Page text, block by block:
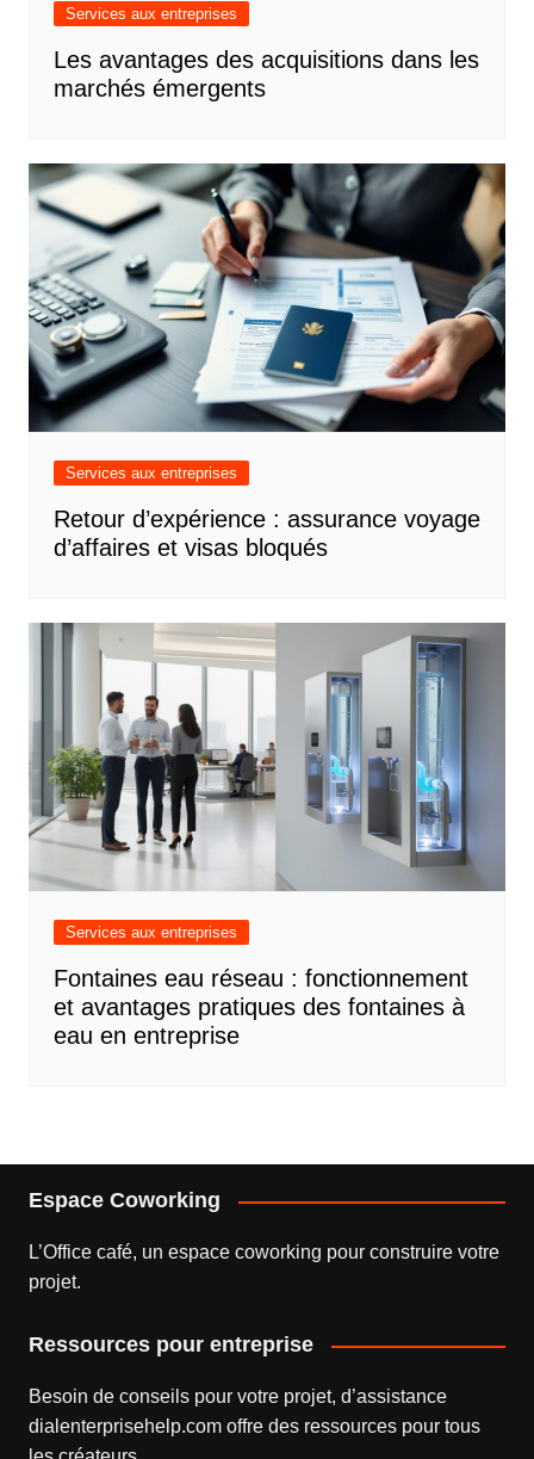
Services aux entreprises
Les avantages des acquisitions dans les
marchés émergents
Services aux entreprises
Retour d’expérience : assurance voyage
d’affaires et visas bloqués
Services aux entreprises
Fontaines eau réseau : fonctionnement
et avantages pratiques des fontaines à
eau en entreprise
Espace Coworking
L’Office café, un espace coworking pour construire votre
projet.
Ressources pour entreprise
Besoin de conseils pour votre projet, d’assistance
dialenterprisehelp.comoffre des ressources pour tous